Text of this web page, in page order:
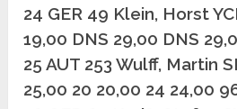
24 GER 49 Klein, Horst
19,00 DNS 29,00 DNS
25 AUT 253 Wulff, Martin
25,00 20 20,00 24 24,00